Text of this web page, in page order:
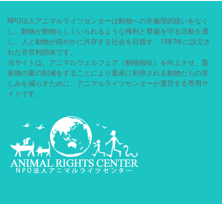
NPO法人アニマルライツセンターは動物への非倫理的扱いをなく
し、動物が動物らしくいられるような権利と尊厳を守る活動を通
し、人と動物が穏やかに共存する社会を目指す、1987年に設立さ
れた非営利団体です。
当サイトは、アニマルウェルフェア（動物福祉）を向上させ、畜
産物の量の削減をすることにより畜産に利用される動物たちの苦
しみを減らすために、アニマルライツセンターが運営する専用サ
イトです。